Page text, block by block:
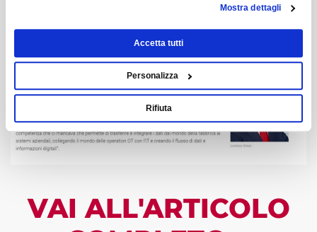
Mostra dettagli
Accetta tutti
Personalizza
Rifiuta
VAI ALL'ARTICOLO